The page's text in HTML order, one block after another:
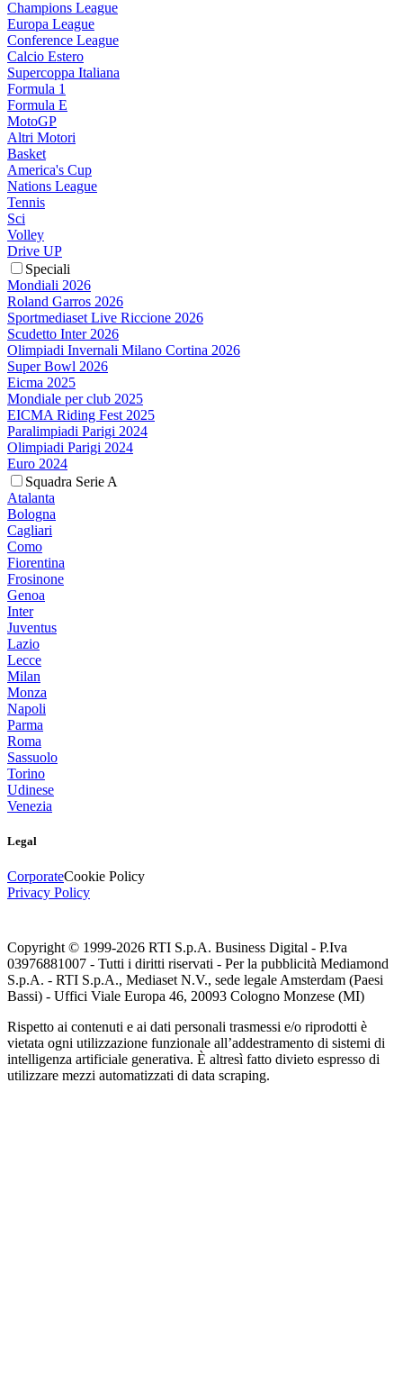
Champions League
Europa League
Conference League
Calcio Estero
Supercoppa Italiana
Formula 1
Formula E
MotoGP
Altri Motori
Basket
America's Cup
Nations League
Tennis
Sci
Volley
Drive UP
Speciali
Mondiali 2026
Roland Garros 2026
Sportmediaset Live Riccione 2026
Scudetto Inter 2026
Olimpiadi Invernali Milano Cortina 2026
Super Bowl 2026
Eicma 2025
Mondiale per club 2025
EICMA Riding Fest 2025
Paralimpiadi Parigi 2024
Olimpiadi Parigi 2024
Euro 2024
Squadra Serie A
Atalanta
Bologna
Cagliari
Como
Fiorentina
Frosinone
Genoa
Inter
Juventus
Lazio
Lecce
Milan
Monza
Napoli
Parma
Roma
Sassuolo
Torino
Udinese
Venezia
Legal
CorporateCookie Policy
Privacy Policy
Copyright © 1999-2026 RTI S.p.A. Business Digital - P.Iva
03976881007 - Tutti i diritti riservati - Per la pubblicità Mediamond
S.p.A. - RTI S.p.A., Mediaset N.V., sede legale Amsterdam (Paesi
Bassi) - Uffici Viale Europa 46, 20093 Cologno Monzese (MI)
Rispetto ai contenuti e ai dati personali trasmessi e/o riprodotti è
vietata ogni utilizzazione funzionale all’addestramento di sistemi di
intelligenza artificiale generativa. È altresì fatto divieto espresso di
utilizzare mezzi automatizzati di data scraping.